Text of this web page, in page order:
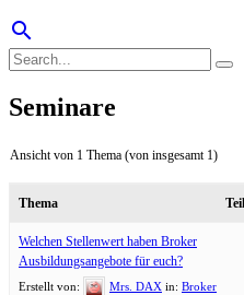
search
Seminare
Ansicht von 1 Thema (von insgesamt 1)
Thema
Welchen Stellenwert haben Broker
Ausbildungsangebote für euch?
Erstellt von: Mrs. DAX in: Broker